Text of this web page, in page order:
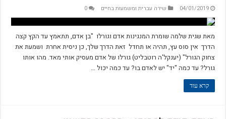
04/01/2019 שירה עברית ומשמעות בחיים 0
מאת שגית שלמה שומרת המנגינות אדם וגורלו "בן אדם, תתאמץ עד הקץ קצה
הדרך אין סוס עץ, תהיה או תחדל זאת הדרך שלך, כן ניסית אחרת ושמעת את
צחוק הגורל" (יענקל'ה רוטבליט) גורלו של אדם מעסיק אותי מאד. מהו אותו
גורל? עד כמה "יד" יש לאדם בו? עד כמה יכול …
קרא עוד